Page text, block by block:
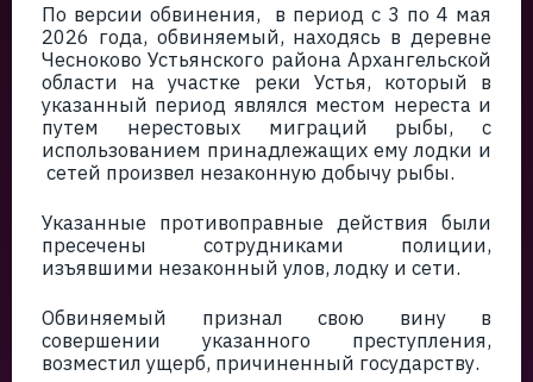
По версии обвинения, в период с 3 по 4 мая
2026 года, обвиняемый, находясь в деревне
Чесноково Устьянского района Архангельской
области на участке реки Устья, который в
указанный период являлся местом нереста и
путем нерестовых миграций рыбы, с
использованием принадлежащих ему лодки и
сетей произвел незаконную добычу рыбы.
Указанные противоправные действия были
пресечены сотрудниками полиции,
изъявшими незаконный улов, лодку и сети.
Обвиняемый признал свою вину в
совершении указанного преступления,
возместил ущерб, причиненный государству.